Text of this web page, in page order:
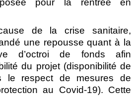
pour la rentrée en
de la crise sanitaire,
une repousse quant à la
d’octroi de fonds afin
du projet (disponibilité de
le respect de mesures de
au Covid-19). Cette